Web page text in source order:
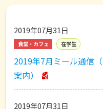
2019年07月31日
食堂・カフェ 在学生
2019年7月ミール通信
案内）
2019年07月31日